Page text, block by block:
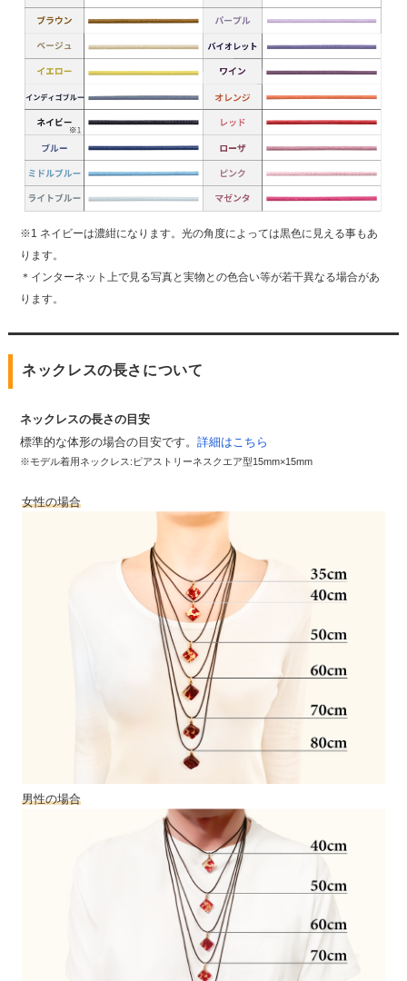
※1 ネイビーは濃紺になります。光の角度によっては黒色に見える事もあ
ります。
＊インターネット上で見る写真と実物との色合い等が若干異なる場合があ
ります。
ネックレスの長さについて
ネックレスの長さの目安
標準的な体形の場合の目安です。 詳細はこちら
※モデル着用ネックレス:ピアストリーネスクエア型15mm×15mm
女性の場合
男性の場合